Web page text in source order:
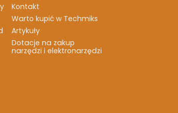
Kontakt
Warto kupić w Techmiks
Artykuły
Dotacje na zakup
narzędzi i elektronarzędzi